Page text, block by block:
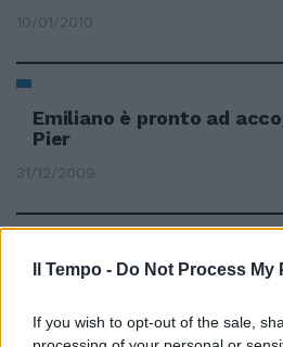
Il Tempo - Do Not Process
If you wish to opt-out of the sale,
10/01/2010
Emiliano è pronto ad
Pier
31/12/2009
Dolce attesa per Pier
31/12/2009